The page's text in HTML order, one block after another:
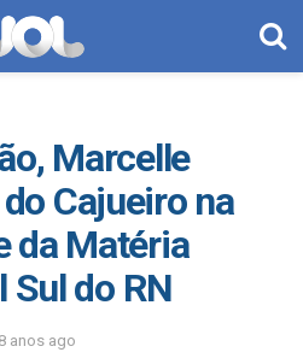
Marcelle
Cajueiro na
da Matéria
Sul do RN
8 anos ago